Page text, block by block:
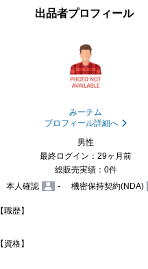
出品者プロフィール
みーチム
プロフィール詳細へ
男性
最終ログイン：29ヶ月前
総販売実績：0件
本人確認
- 機密保持契約(NDA)
【職歴】
【資格】